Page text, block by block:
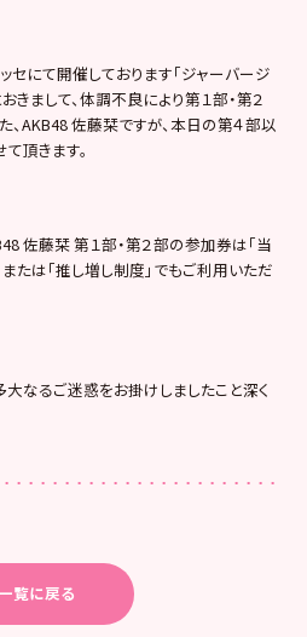
セにて開催しております「ジャーバージ
まして、体調不良により第１部・第２
、AKB48 佐藤栞ですが、本日の第４部以
頂きます。
佐藤栞 第１部・第２部の参加券は「当
たは「推し増し制度」でもご利用いただ
なるご迷惑をお掛けしましたこと深く
覧に戻る